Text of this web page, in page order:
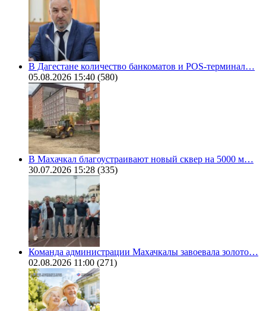
В Дагестане количество банкоматов и POS-терминал…
05.08.2026 15:40 (580)
В Махачкал благоустраивают новый сквер на 5000 м…
30.07.2026 15:28 (335)
Команда администрации Махачкалы завоевала золото…
02.08.2026 11:00 (271)